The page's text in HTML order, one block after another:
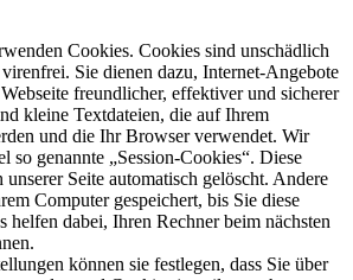
Cookies. Cookies sind unschädlich
Sie dienen dazu, Internet-Angebote
freundlicher, effektiver und sicherer
kleine Textdateien, die auf Ihrem
und die Ihr Browser verwendet. Wir
so genannte „Session-Cookies“. Diese
unserer Seite automatisch gelöscht. Andere
Computer gespeichert, bis Sie diese
helfen dabei, Ihren Rechner beim nächsten
können sie festlegen, dass Sie über